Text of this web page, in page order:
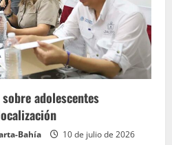
adolescentes
Bahía 10 de julio de 2026